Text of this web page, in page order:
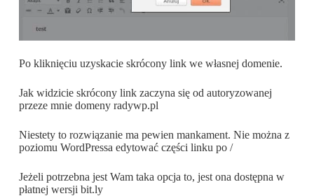
Po kliknięciu uzyskacie skrócony link we własnej domenie.
Jak widzicie skrócony link zaczyna się od autoryzowanej
przeze mnie domeny radywp.pl
Niestety to rozwiązanie ma pewien mankament. Nie można z
poziomu WordPressa edytować części linku po /
Jeżeli potrzebna jest Wam taka opcja to, jest ona dostępna w
płatnej wersji bit.ly